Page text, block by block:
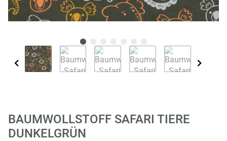
BAUMWOLLSTOFF SAFARI TIERE
DUNKELGRÜN